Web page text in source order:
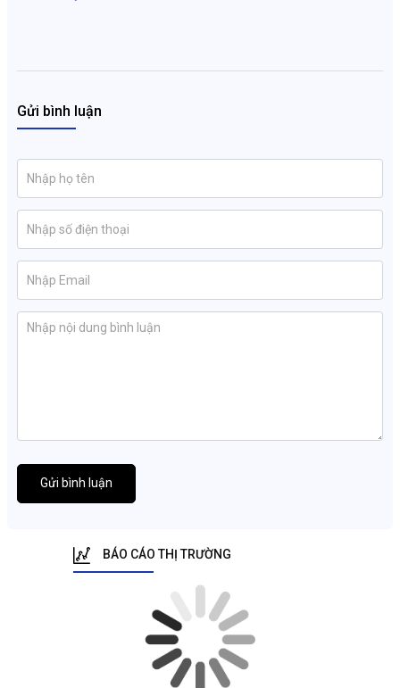
Gửi bình luận
Gửi bình luận
BÁO CÁO THỊ TRƯỜNG